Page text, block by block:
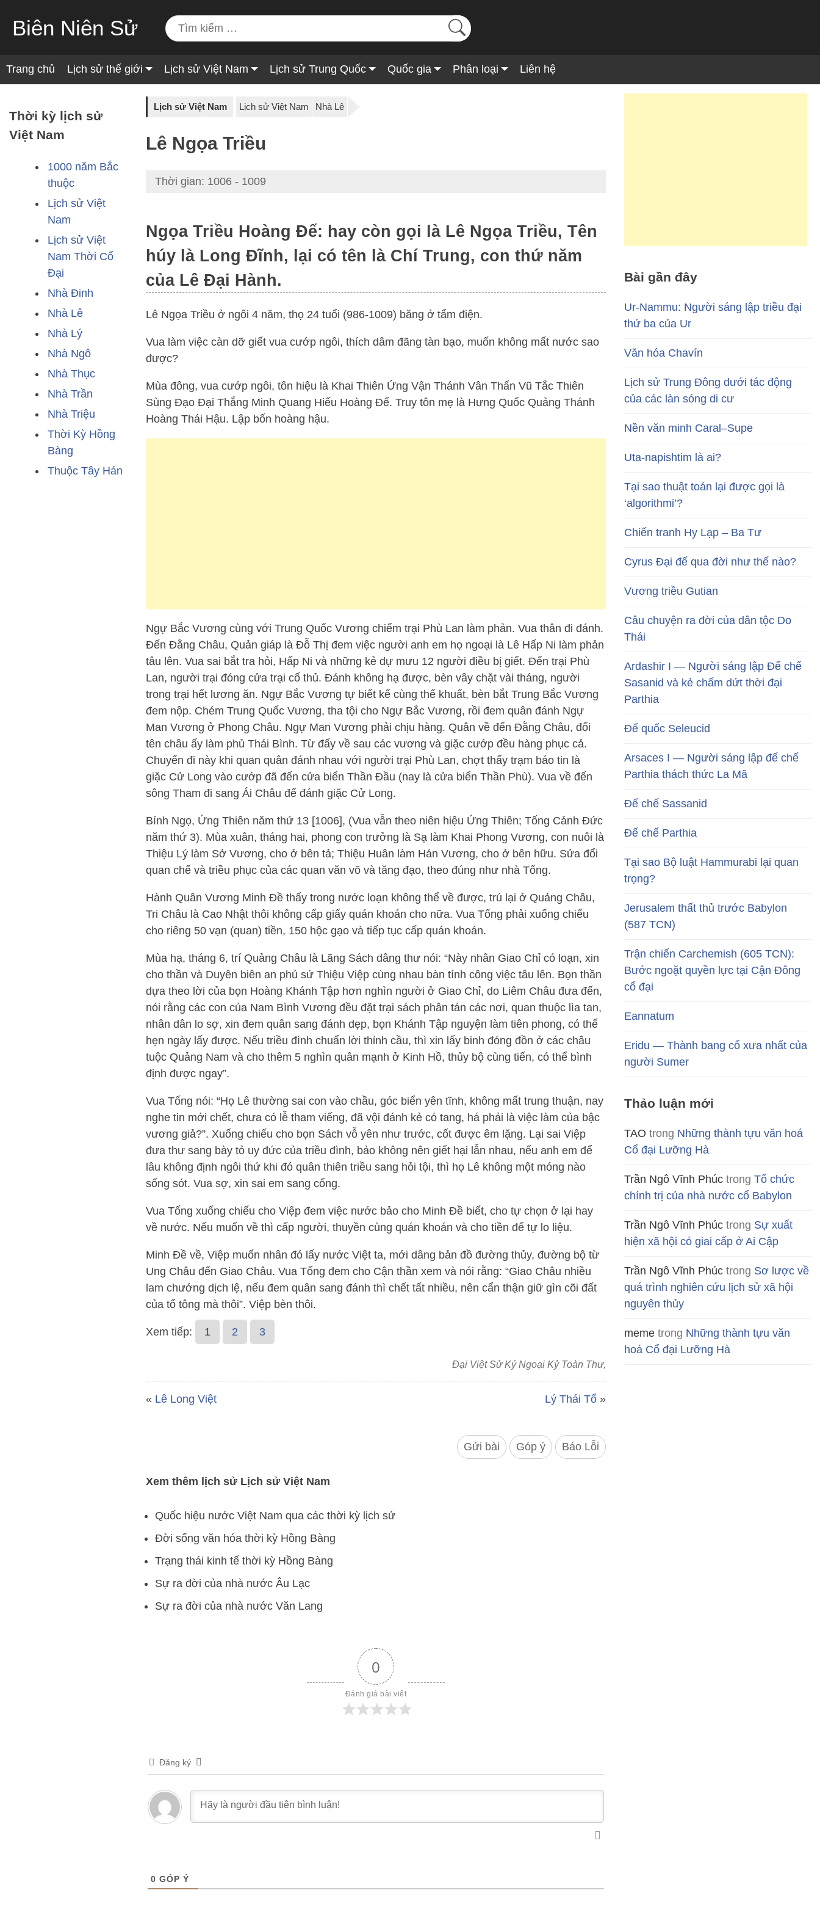
Biên Niên Sử
Trang chủ Lịch sử thế giới Lịch sử Việt Nam Lịch sử Trung Quốc Quốc gia Phân loại Liên hệ
Thời kỳ lịch sử
Việt Nam
1000 năm Bắc
thuộc
Lịch sử Việt
Nam
Lịch sử Việt
Nam Thời Cổ
Đại
Nhà Đinh
Nhà Lê
Nhà Lý
Nhà Ngô
Nhà Thục
Nhà Trần
Nhà Triệu
Thời Kỳ Hồng
Bàng
Thuộc Tây Hán
Lịch sử Việt Nam Lịch sử Việt Nam Nhà Lê
Lê Ngọa Triều
Thời gian: 1006 - 1009
Ngọa Triều Hoàng Đế: hay còn gọi là Lê Ngọa Triều, Tên
húy là Long Đĩnh, lại có tên là Chí Trung, con thứ năm
của Lê Đại Hành.
Lê Ngọa Triều ở ngôi 4 năm, thọ 24 tuổi (986-1009) băng ở tẩm điện.
Vua làm việc càn dỡ giết vua cướp ngôi, thích dâm đãng tàn bạo, muốn không mất nước sao
được?
Mùa đông, vua cướp ngôi, tôn hiệu là Khai Thiên Ứng Vận Thánh Vân Thấn Vũ Tắc Thiên
Sùng Đạo Đại Thắng Minh Quang Hiếu Hoàng Đế. Truy tôn mẹ là Hưng Quốc Quảng Thánh
Hoàng Thái Hậu. Lập bốn hoàng hậu.
Ngự Bắc Vương cùng với Trung Quốc Vương chiếm trại Phù Lan làm phản. Vua thân đi đánh.
Đến Đằng Châu, Quản giáp là Đỗ Thị đem việc người anh em họ ngoại là Lê Hấp Ni làm phản
tâu lên. Vua sai bắt tra hỏi, Hấp Ni và những kẻ dự mưu 12 người điều bị giết. Đến trại Phù
Lan, người trại đóng cửa trại cố thủ. Đánh không hạ được, bèn vây chặt vài tháng, người
trong trại hết lương ăn. Ngự Bắc Vương tự biết kế cùng thế khuất, bèn bắt Trung Bắc Vương
đem nộp. Chém Trung Quốc Vương, tha tội cho Ngự Bắc Vương, rồi đem quân đánh Ngự
Man Vương ở Phong Châu. Ngự Man Vương phải chịu hàng. Quân về đến Đằng Châu, đổi
tên châu ấy làm phủ Thái Bình. Từ đấy về sau các vương và giặc cướp đều hàng phục cả.
Chuyến đi này khi quan quân đánh nhau với người trại Phù Lan, chợt thấy trạm báo tin là
giặc Cử Long vào cướp đã đến cửa biển Thần Đầu (nay là cửa biển Thần Phù). Vua về đến
sông Tham đi sang Ái Châu để đánh giặc Cử Long.
Bính Ngọ, Ứng Thiên năm thứ 13 [1006], (Vua vẫn theo niên hiệu Ứng Thiên; Tống Cảnh Đức
năm thứ 3). Mùa xuân, tháng hai, phong con trưởng là Sạ làm Khai Phong Vương, con nuôi là
Thiệu Lý làm Sở Vương, cho ở bên tả; Thiệu Huân làm Hán Vương, cho ở bên hữu. Sửa đổi
quan chế và triều phục của các quan văn võ và tăng đạo, theo đúng như nhà Tống.
Hành Quân Vương Minh Đề thấy trong nước loạn không thể về được, trú lại ở Quảng Châu,
Tri Châu là Cao Nhật thôi không cấp giấy quán khoán cho nữa. Vua Tống phải xuống chiếu
cho riêng 50 vạn (quan) tiền, 150 hộc gạo và tiếp tục cấp quán khoán.
Mùa hạ, tháng 6, trí Quảng Châu là Lãng Sách dâng thư nói: “Này nhân Giao Chỉ có loạn, xin
cho thần và Duyên biên an phủ sứ Thiệu Việp cùng nhau bàn tính công việc tâu lên. Bọn thần
dựa theo lời của bọn Hoàng Khánh Tập hơn nghìn người ở Giao Chỉ, do Liêm Châu đưa đến,
nói rằng các con của Nam Bình Vương đều đặt trại sách phân tán các nơi, quan thuộc lìa tan,
nhân dân lo sợ, xin đem quân sang đánh dẹp, bọn Khánh Tập nguyện làm tiên phong, có thể
hẹn ngày lấy được. Nếu triều đình chuẩn lời thỉnh cầu, thì xin lấy binh đóng đồn ở các châu
tuộc Quảng Nam và cho thêm 5 nghìn quân mạnh ở Kinh Hồ, thủy bộ cùng tiến, có thể bình
định được ngay”.
Vua Tống nói: “Họ Lê thường sai con vào chầu, góc biển yên tĩnh, không mất trung thuận, nay
nghe tin mới chết, chưa có lễ tham viếng, đã vội đánh kẻ có tang, há phải là việc làm của bậc
vương giả?”. Xuống chiếu cho bọn Sách vỗ yên như trước, cốt được êm lặng. Lại sai Việp
đưa thư sang bày tỏ uy đức của triều đình, bảo không nên giết hại lẫn nhau, nếu anh em để
lâu không định ngôi thứ khi đó quân thiên triều sang hỏi tội, thì họ Lê không một móng nào
sống sót. Vua sợ, xin sai em sang cống.
Vua Tống xuống chiếu cho Việp đem việc nước bảo cho Minh Đề biết, cho tự chọn ở lại hay
về nước. Nếu muốn về thì cấp người, thuyền cùng quán khoán và cho tiền để tự lo liệu.
Minh Đề về, Việp muốn nhân đó lấy nước Việt ta, mới dâng bản đồ đường thủy, đường bộ từ
Ung Châu đến Giao Châu. Vua Tống đem cho Cận thần xem và nói rằng: “Giao Châu nhiều
lam chướng dịch lệ, nếu đem quân sang đánh thì chết tất nhiều, nên cẩn thận giữ gìn cõi đất
của tổ tông mà thôi”. Việp bèn thôi.
Xem tiếp: 1 2 3
Đại Việt Sử Ký Ngoại Kỷ Toàn Thư,
« Lê Long Việt Lý Thái Tổ »
Gửi bài Góp ý Báo Lỗi
Xem thêm lịch sử Lịch sử Việt Nam
Quốc hiệu nước Việt Nam qua các thời kỳ lịch sử
Đời sống văn hóa thời kỳ Hồng Bàng
Trạng thái kinh tế thời kỳ Hồng Bàng
Sự ra đời của nhà nước Âu Lạc
Sự ra đời của nhà nước Văn Lang
0
Đánh giá bài viết
Đăng ký
0 GÓP Ý
Bài gần đây
Ur-Nammu: Người sáng lập triều đại
thứ ba của Ur
Văn hóa Chavín
Lịch sử Trung Đông dưới tác động
của các làn sóng di cư
Nền văn minh Caral–Supe
Uta-napishtim là ai?
Tại sao thuật toán lại được gọi là
‘algorithmi’?
Chiến tranh Hy Lạp – Ba Tư
Cyrus Đại đế qua đời như thế nào?
Vương triều Gutian
Câu chuyện ra đời của dân tộc Do
Thái
Ardashir I — Người sáng lập Đế chế
Sasanid và kẻ chấm dứt thời đại
Parthia
Đế quốc Seleucid
Arsaces I — Người sáng lập đế chế
Parthia thách thức La Mã
Đế chế Sassanid
Đế chế Parthia
Tại sao Bộ luật Hammurabi lại quan
trọng?
Jerusalem thất thủ trước Babylon
(587 TCN)
Trận chiến Carchemish (605 TCN):
Bước ngoặt quyền lực tại Cận Đông
cổ đại
Eannatum
Eridu — Thành bang cổ xưa nhất của
người Sumer
Thảo luận mới
TAO trong Những thành tựu văn hoá
Cổ đại Lưỡng Hà
Trần Ngô Vĩnh Phúc trong Tổ chức
chính trị của nhà nước cổ Babylon
Trần Ngô Vĩnh Phúc trong Sự xuất
hiện xã hội có giai cấp ở Ai Cập
Trần Ngô Vĩnh Phúc trong Sơ lược về
quá trình nghiên cứu lịch sử xã hội
nguyên thủy
meme trong Những thành tựu văn
hoá Cổ đại Lưỡng Hà